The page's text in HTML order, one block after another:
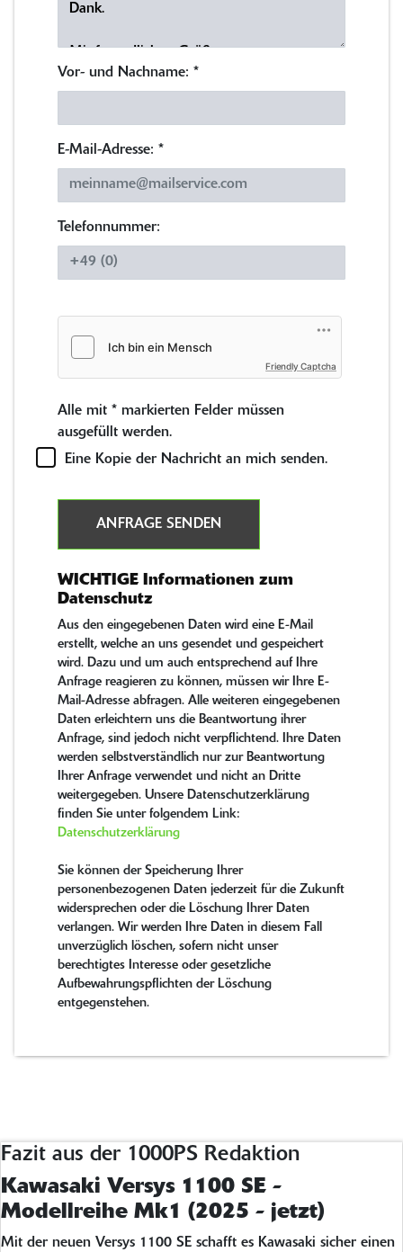
Vor- und Nachname: *
E-Mail-Adresse: *
Telefonnummer:
Friendly Captcha
Alle mit * markierten Felder müssen
ausgefüllt werden.
Eine Kopie der Nachricht an mich senden.
ANFRAGE SENDEN
WICHTIGE Informationen zum
Datenschutz
Aus den eingegebenen Daten wird eine E-Mail
erstellt, welche an uns gesendet und gespeichert
wird. Dazu und um auch entsprechend auf Ihre
Anfrage reagieren zu können, müssen wir Ihre E-
Mail-Adresse abfragen. Alle weiteren eingegebenen
Daten erleichtern uns die Beantwortung ihrer
Anfrage, sind jedoch nicht verpflichtend. Ihre Daten
werden selbstverständlich nur zur Beantwortung
Ihrer Anfrage verwendet und nicht an Dritte
weitergegeben. Unsere Datenschutzerklärung
finden Sie unter folgendem Link:
Datenschutzerklärung
Sie können der Speicherung Ihrer
personenbezogenen Daten jederzeit für die Zukunft
widersprechen oder die Löschung Ihrer Daten
verlangen. Wir werden Ihre Daten in diesem Fall
unverzüglich löschen, sofern nicht unser
berechtigtes Interesse oder gesetzliche
Aufbewahrungspflichten der Löschung
entgegenstehen.
Fazit aus der 1000PS Redaktion
Kawasaki Versys 1100 SE -
Modellreihe Mk1 (2025 - jetzt)
Mit der neuen Versys 1100 SE schafft es Kawasaki sicher einen